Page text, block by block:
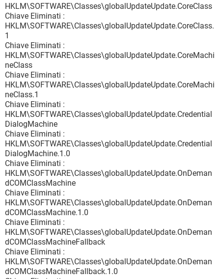
HKLM\SOFTWARE\Classes\globalUpdateUpdate.CoreClass
Chiave Eliminati :
HKLM\SOFTWARE\Classes\globalUpdateUpdate.CoreClass.
1
Chiave Eliminati :
HKLM\SOFTWARE\Classes\globalUpdateUpdate.CoreMachi
neClass
Chiave Eliminati :
HKLM\SOFTWARE\Classes\globalUpdateUpdate.CoreMachi
neClass.1
Chiave Eliminati :
HKLM\SOFTWARE\Classes\globalUpdateUpdate.Credential
DialogMachine
Chiave Eliminati :
HKLM\SOFTWARE\Classes\globalUpdateUpdate.Credential
DialogMachine.1.0
Chiave Eliminati :
HKLM\SOFTWARE\Classes\globalUpdateUpdate.OnDeman
dCOMClassMachine
Chiave Eliminati :
HKLM\SOFTWARE\Classes\globalUpdateUpdate.OnDeman
dCOMClassMachine.1.0
Chiave Eliminati :
HKLM\SOFTWARE\Classes\globalUpdateUpdate.OnDeman
dCOMClassMachineFallback
Chiave Eliminati :
HKLM\SOFTWARE\Classes\globalUpdateUpdate.OnDeman
dCOMClassMachineFallback.1.0